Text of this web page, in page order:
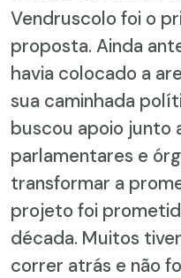
Vendruscolo foi o
proposta. Ainda
havia colocado a
sua caminhada
buscou apoio junto
parlamentares e
transformar a
projeto foi
década. Muitos
correr atrás e não